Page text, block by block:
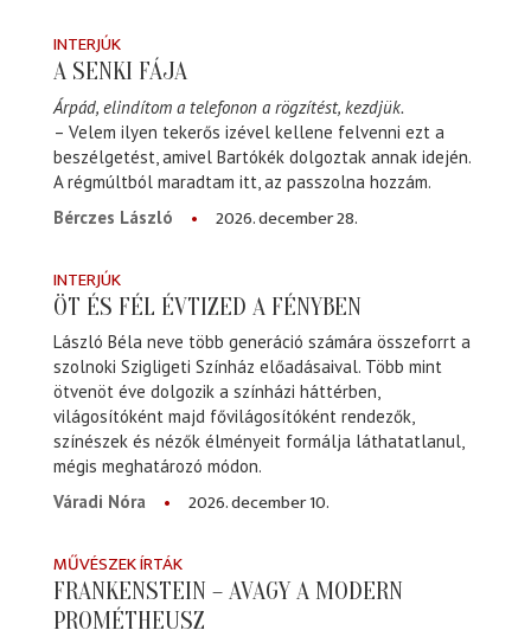
INTERJÚK
A SENKI FÁJA
Árpád, elindítom a telefonon a rögzítést, kezdjük.
– Velem ilyen tekerős izével kellene felvenni ezt a
beszélgetést, amivel Bartókék dolgoztak annak idején.
A régmúltból maradtam itt, az passzolna hozzám.
Bérczes László
2026. december 28.
INTERJÚK
ÖT ÉS FÉL ÉVTIZED A FÉNYBEN
László Béla neve több generáció számára összeforrt a
szolnoki Szigligeti Színház előadásaival. Több mint
ötvenöt éve dolgozik a színházi háttérben,
világosítóként majd fővilágosítóként rendezők,
színészek és nézők élményeit formálja láthatatlanul,
mégis meghatározó módon.
Váradi Nóra
2026. december 10.
MŰVÉSZEK ÍRTÁK
FRANKENSTEIN – AVAGY A MODERN
PROMÉTHEUSZ